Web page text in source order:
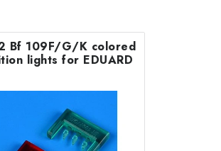
Bf 109F/G/K colored
lights for EDUARD